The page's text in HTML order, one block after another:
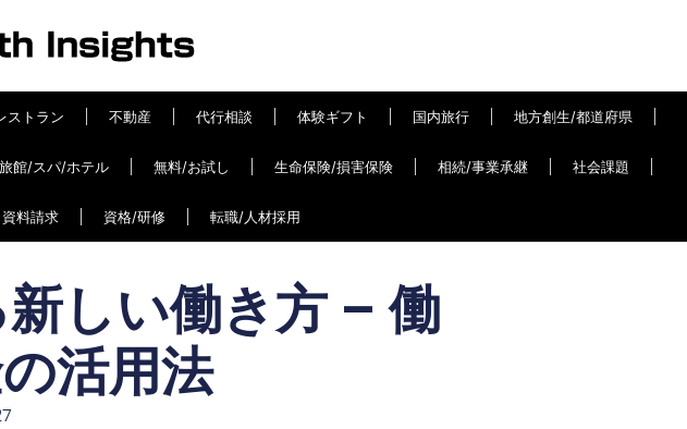
ストラン 不動産 代行相談 体験ギフト 国内旅行 地方創生/都道府県
館/スパ/ホテル 無料/お試し 生命保険/損害保険 相続/事業承継 社会課題
資料請求 資格/研修 転職/人材採用
しい働き方 – 働
活用法